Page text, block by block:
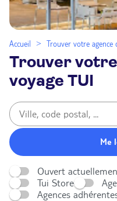
Accueil Trouver votre agence
Trouver
voyage TUI
Me
Ouvert
Tui Store
Agences